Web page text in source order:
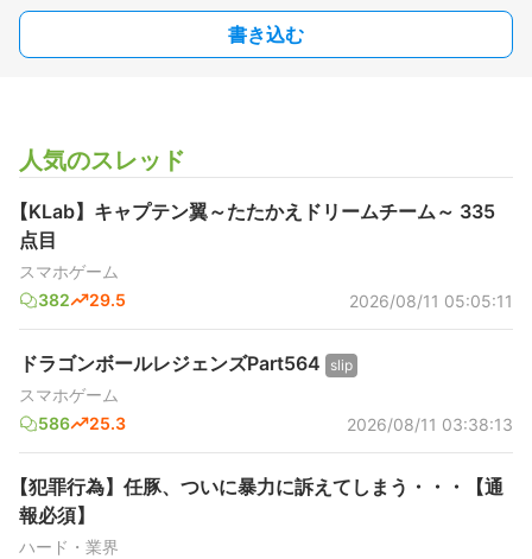
書き込む
人気のスレッド
【KLab】キャプテン翼～たたかえドリームチーム～ 335
点目
スマホゲーム
382
29.5 2026/08/11 05:05:11
ドラゴンボールレジェンズPart564 slip
スマホゲーム
586
25.3 2026/08/11 03:38:13
【犯罪行為】任豚、ついに暴力に訴えてしまう・・・【通
報必須】
ハード・業界